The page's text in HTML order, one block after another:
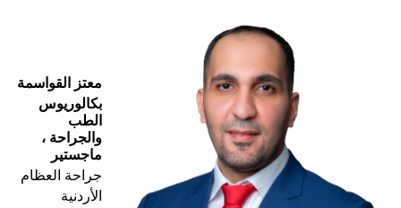
معتز القواسمة
بكالوريوس
الطب
والجراحة ،
ماجستير
جراحة العظام
الأردنية